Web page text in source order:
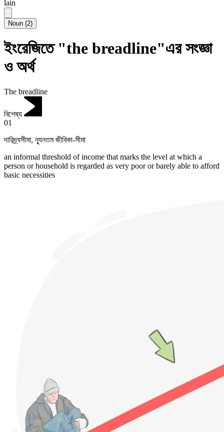
lain
Noun (2)
ইংরেজিতে "the breadline"এর সংজ্ঞা
ও অর্থ
The breadline
বিশেষ্য
01
দারিদ্র্যসীমা, ন্যূনতম জীবিকা-সীমা
an informal threshold of income that marks the level at which a
person or household is regarded as very poor or barely able to afford
basic necessities